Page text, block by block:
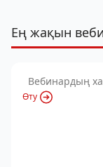
Ең жақын
Вебинардың
Өту